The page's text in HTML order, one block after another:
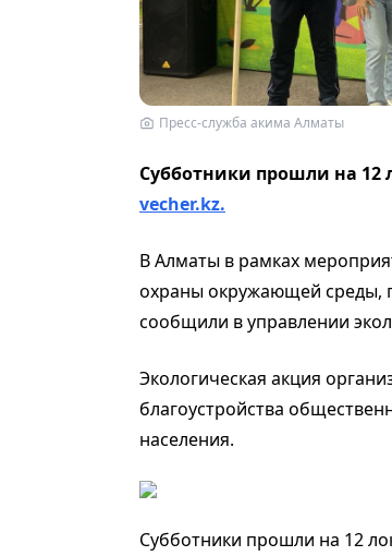
Пресс-служба акима Алматы
Субботники прошли на 12
vecher.kz.
В Алматы в рамках
охраны окружающей среды,
сообщили в управлении
Экологическая акция
благоустройства
населения.
Субботники прошли на 12